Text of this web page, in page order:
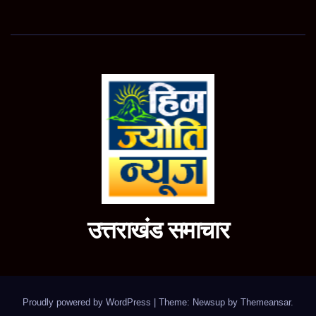
उत्तराखंड समाचार
Proudly powered by WordPress Theme: Newsup by Themeansar.